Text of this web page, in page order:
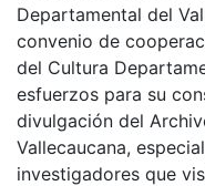
Departamental del
convenio de
del Cultura
esfuerzos para su
divulgación del
Vallecaucana,
investigadores que